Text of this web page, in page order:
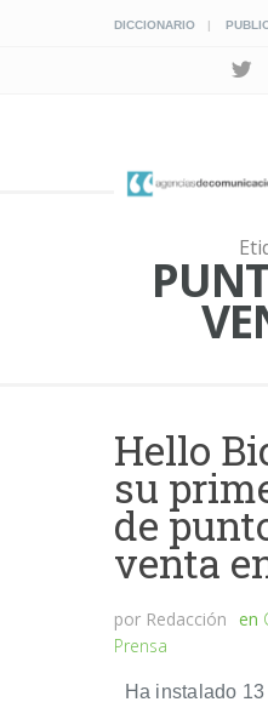
DICCIONARIO
Hello
su
de
venta
por Redacción en
Prensa
Ha instalado